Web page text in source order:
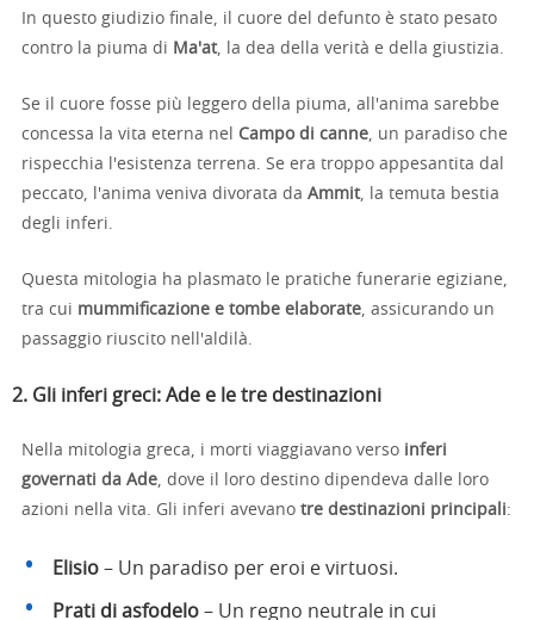
In questo giudizio finale, il cuore del defunto è stato pesato
contro la piuma di Ma'at, la dea della verità e della giustizia.
Se il cuore fosse più leggero della piuma, all'anima sarebbe
concessa la vita eterna nel Campo di canne, un paradiso che
rispecchia l'esistenza terrena. Se era troppo appesantita dal
peccato, l'anima veniva divorata da Ammit, la temuta bestia
degli inferi.
Questa mitologia ha plasmato le pratiche funerarie egiziane,
tra cui mummificazione e tombe elaborate, assicurando un
passaggio riuscito nell'aldilà.
2. Gli inferi greci: Ade e le tre destinazioni
Nella mitologia greca, i morti viaggiavano verso inferi
governati da Ade, dove il loro destino dipendeva dalle loro
azioni nella vita. Gli inferi avevano tre destinazioni principali:
Elisio – Un paradiso per eroi e virtuosi.
Prati di asfodelo – Un regno neutrale in cui